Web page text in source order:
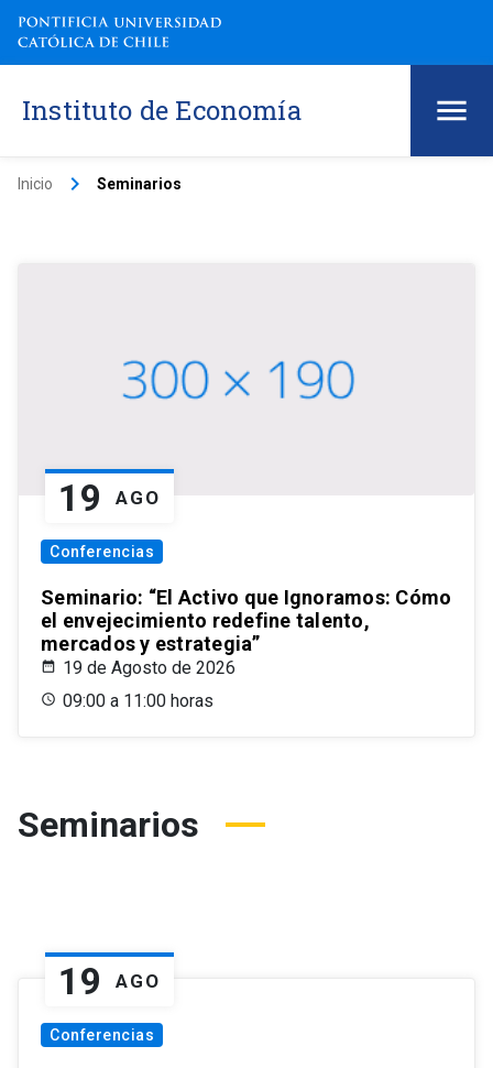
Instituto de Economía
Inicio keyboard_arrow_right Seminarios
19 AGO
Conferencias
Seminario: “El Activo que Ignoramos: Cómo
el envejecimiento redefine talento,
mercados y estrategia”
19 de Agosto de 2026
09:00 a 11:00 horas
Seminarios
19 AGO
Conferencias